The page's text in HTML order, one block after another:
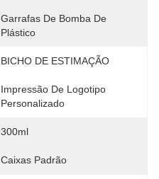
Garrafas De Bomba De
Plástico
BICHO DE ESTIMAÇÃO
Impressão De Logotipo
Personalizado
300ml
Caixas Padrão